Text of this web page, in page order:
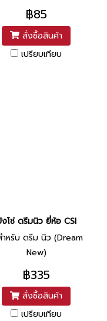
I 2005-2010
฿85
สั่งซื้อสินค้า
เปรียบเทียบ
โซ่ ดรีมนิว ยี่ห้อ CSI
ำหรับ ดรีม นิว (Dream
New)
฿335
สั่งซื้อสินค้า
เปรียบเทียบ